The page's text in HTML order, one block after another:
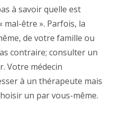
à savoir quelle est
mal-être ». Parfois, la
de votre famille ou
contraire; consulter un
Votre médecin
à un thérapeute mais
un par vous-même.